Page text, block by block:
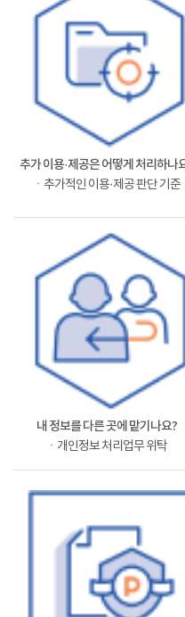
추가 이용·제공은 어떻게 처리하나
ㆍ추가적인 이용·제공 판단 기준
내 정보를 다른 곳에 맡기나요?
ㆍ개인정보 처리업무 위탁